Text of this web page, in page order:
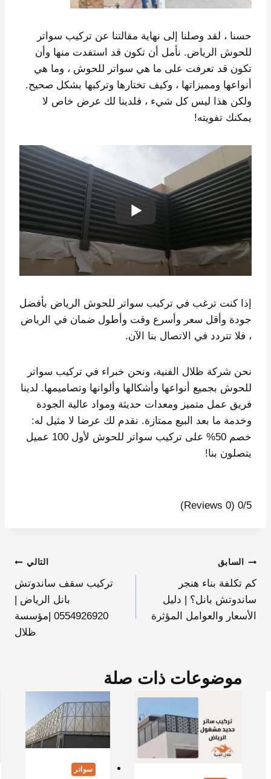
حسنا ، لقد وصلنا إلى نهاية مقالتنا عن تركيب سواتر
للحوش الرياض. نأمل أن تكون قد استفدت منها وأن
تكون قد تعرفت على ما هي سواتر للحوش ، وما هي
أنواعها ومميزاتها ، وكيف تختارها وتركبها بشكل صحيح.
ولكن هذا ليس كل شيء ، فلدينا لك عرض خاص لا
يمكنك تفويته!
إذا كنت ترغب في تركيب سواتر للحوش الرياض بأفضل
جودة وأقل سعر وأسرع وقت وأطول ضمان في الرياض
، فلا تتردد في الاتصال بنا الآن.
نحن شركة ظلال الفنية، ونحن خبراء في تركيب سواتر
للحوش بجميع أنواعها وأشكالها وألوانها وتصاميمها. لدينا
فريق عمل متميز ومعدات حديثة ومواد عالية الجودة
وخدمة ما بعد البيع ممتازة. نقدم لك عرضا لا مثيل له:
خصم 50% على تركيب سواتر للحوش لأول 100 عميل
يتصلون بنا!
0/5
(0 Reviews)
السابق
كم تكلفة بناء هنجر
ساندوتش بانل؟ | دليل
الأسعار والعوامل المؤثرة
التالي
تركيب سقف ساندوتش
بانل الرياض |
0554926920 |مؤسسة
ظلال
موضوعات ذات صلة
سواتر